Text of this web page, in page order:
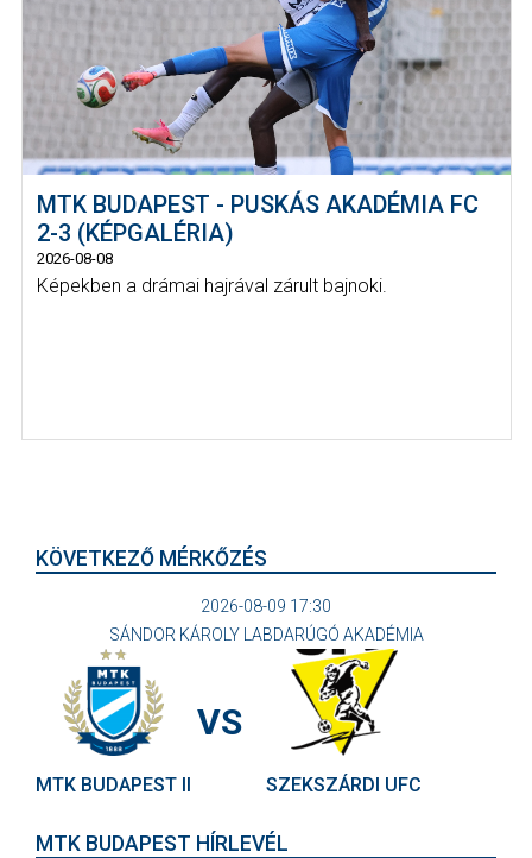
MTK BUDAPEST - PUSKÁS AKADÉMIA FC
2-3 (KÉPGALÉRIA)
2026-08-08
Képekben a drámai hajrával zárult bajnoki.
KÖVETKEZŐ MÉRKŐZÉS
2026-08-09 17:30
SÁNDOR KÁROLY LABDARÚGÓ AKADÉMIA
MTK BUDAPEST II
VS
SZEKSZÁRDI UFC
MTK BUDAPEST HÍRLEVÉL